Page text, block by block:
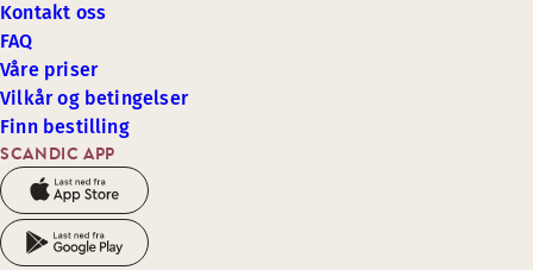
SCANDIC APP
Kontakt oss
FAQ
Våre priser
Vilkår og betingelser
Finn bestilling